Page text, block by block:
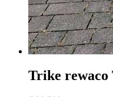
Trike rewaco